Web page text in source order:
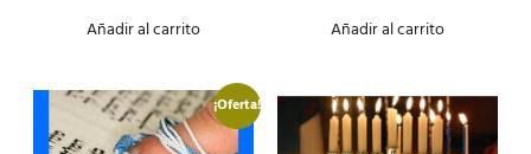
Añadir al carrito Añadir al carrito
¡Oferta!